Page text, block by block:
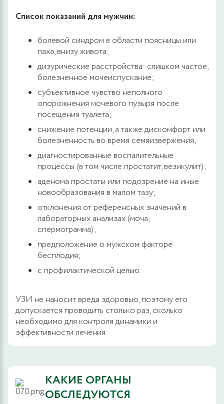
Список показаний для мужчин:
болевой синдром в области поясницы или
паха, внизу живота;
дизурические расстройства: слишком частое,
болезненное мочеиспускание;
субъективное чувство неполного
опорожнения мочевого пузыря после
посещения туалета;
снижение потенции, а также дискомфорт или
болезненность во время семяизвержения;
диагностированные воспалительные
процессы (в том числе простатит, везикулит);
аденома простаты или подозрение на иные
новообразования в малом тазу;
отклонения от референсных значений в
лабораторных анализах (моча,
спермограмма);
предположение о мужском факторе
бесплодия;
с профилактической целью.
УЗИ не наносит вреда здоровью, поэтому его
допускается проводить столько раз, сколько
необходимо для контроля динамики и
эффективности лечения.
КАКИЕ ОРГАНЫ
ОБСЛЕДУЮТСЯ